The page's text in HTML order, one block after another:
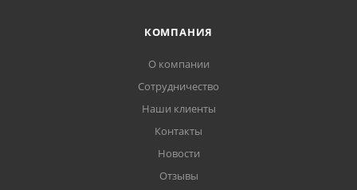
КОМПАНИЯ
О компании
Сотрудничество
Наши клиенты
Контакты
Новости
Отзывы